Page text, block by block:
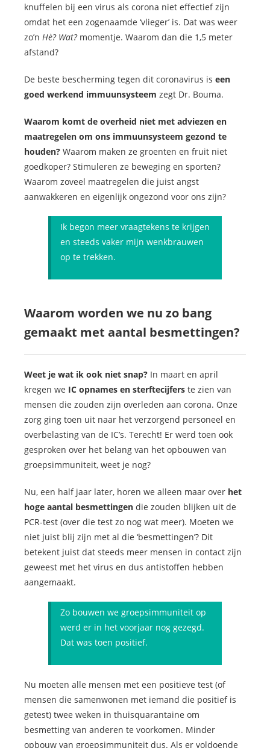
knuffelen bij een virus als corona niet effectief zijn
omdat het een zogenaamde ‘vlieger’ is. Dat was weer
zo’n Hè? Wat?momentje. Waarom dan die 1,5 meter
afstand?
De beste bescherming tegen dit coronavirus is een
goed werkend immuunsysteem zegt Dr. Bouma.
Waarom komt de overheid niet met adviezen en
maatregelen om ons immuunsysteem gezond te
houden? Waarom maken ze groenten en fruit niet
goedkoper? Stimuleren ze beweging en sporten?
Waarom zoveel maatregelen die juist angst
aanwakkeren en eigenlijk ongezond voor ons zijn?
Ik begon meer vraagtekens te krijgen
en steeds vaker mijn wenkbrauwen
op te trekken.
Waarom worden we nu zo bang
gemaakt met aantal besmettingen?
Weet je wat ik ook niet snap? In maart en april
kregen we IC opnames en sterftecijfers te zien van
mensen die zouden zijn overleden aan corona. Onze
zorg ging toen uit naar het verzorgend personeel en
overbelasting van de IC’s. Terecht! Er werd toen ook
gesproken over het belang van het opbouwen van
groepsimmuniteit, weet je nog?
Nu, een half jaar later, horen we alleen maar over het
hoge aantal besmettingen die zouden blijken uit de
PCR-test (over die test zo nog wat meer). Moeten we
niet juist blij zijn met al die ‘besmettingen’? Dit
betekent juist dat steeds meer mensen in contact zijn
geweest met het virus en dus antistoffen hebben
aangemaakt.
Zo bouwen we groepsimmuniteit op
werd er in het voorjaar nog gezegd.
Dat was toen positief.
Nu moeten alle mensen met een positieve test (of
mensen die samenwonen met iemand die positief is
getest) twee weken in thuisquarantaine om
besmetting van anderen te voorkomen. Minder
opbouw van groepsimmuniteit dus. Als er voldoende